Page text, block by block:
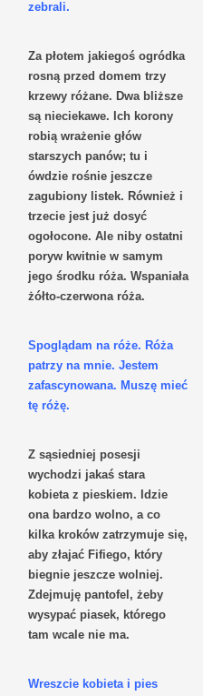
zebrali.
Za płotem jakiegoś ogródka
rosną przed domem trzy
krzewy różane. Dwa bliższe
są nieciekawe. Ich korony
robią wrażenie głów
starszych panów; tu i
ówdzie rośnie jeszcze
zagubiony listek. Również i
trzecie jest już dosyć
ogołocone. Ale niby ostatni
poryw kwitnie w samym
jego środku róża. Wspaniała
żółto-czerwona róża.
Spoglądam na róże. Róża
patrzy na mnie. Jestem
zafascynowana. Muszę mieć
tę różę.
Z sąsiedniej posesji
wychodzi jakaś stara
kobieta z pieskiem. Idzie
ona bardzo wolno, a co
kilka kroków zatrzymuje się,
aby złajać Fifiego, który
biegnie jeszcze wolniej.
Zdejmuję pantofel, żeby
wysypać piasek, którego
tam wcale nie ma.
Wreszcie kobieta i pies